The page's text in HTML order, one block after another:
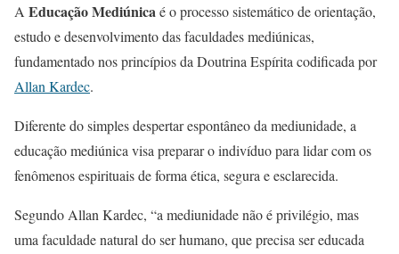
A Educação Mediúnicaé o processo sistemático de orientação,
estudo e desenvolvimento das faculdades mediúnicas,
fundamentado nos princípios da Doutrina Espírita codificada por
Allan Kardec.
Diferente do simples despertar espontâneo da mediunidade, a
educação mediúnica visa preparar o indivíduo para lidar com os
fenômenos espirituais de forma ética, segura e esclarecida.
Segundo Allan Kardec, “a mediunidade não é privilégio, mas
uma faculdade natural do ser humano, que precisa ser educada